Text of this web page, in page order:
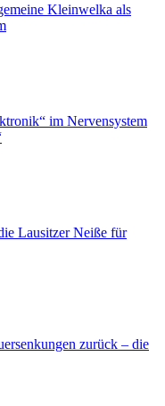
Kleinwelka als
im Nervensystem
Lausitzer Neiße für
zurück – die